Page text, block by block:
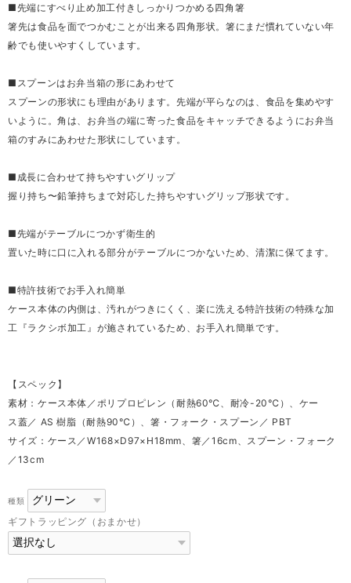
■先端にすべり止め加工付きしっかりつかめる四角箸
箸先は食品を面でつかむことが出来る四角形状。箸にまだ慣れていない年
齢でも使いやすくしています。
■スプーンはお弁当箱の形にあわせて
スプーンの形状にも理由があります。先端が平らなのは、食品を集めやす
いように。角は、お弁当の端に寄った食品をキャッチできるようにお弁当
箱のすみにあわせた形状にしています。
■成長に合わせて持ちやすいグリップ
握り持ち〜鉛筆持ちまで対応した持ちやすいグリップ形状です。
■先端がテーブルにつかず衛生的
置いた時に口に入れる部分がテーブルにつかないため、清潔に保てます。
■特許技術でお手入れ簡単
ケース本体の内側は、汚れがつきにくく、楽に洗える特許技術の特殊な加
工『ラクシボ加工』が施されているため、お手入れ簡単です。
【スペック】
素材：ケース本体／ポリプロピレン（耐熱60℃、耐冷-20℃）、ケー
ス蓋／ AS 樹脂（耐熱90℃）、箸・フォーク・スプーン／ PBT
サイズ：ケース／W168×D97×H18mm、箸／16cm、スプーン・フォーク
／13cm
種類
ギフトラッピング（おまかせ）